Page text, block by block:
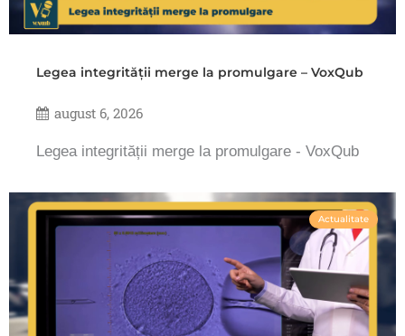
Legea integrității merge la promulgare – VoxQub
august 6, 2026
Legea integrității merge la promulgare - VoxQub
Actualitate